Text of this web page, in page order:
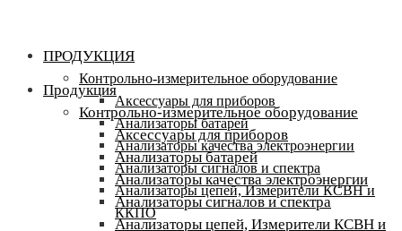
ПРОДУКЦИЯ
Контрольно-измерительное оборудование
Аксессуары для приборов
Анализаторы батарей
Анализаторы качества электроэнергии
Анализаторы сигналов и спектра
Анализаторы цепей, Измерители КСВН и
ККПО
Продукция
Контрольно-измерительное оборудование
Аксессуары для приборов
Анализаторы батарей
Анализаторы качества электроэнергии
Анализаторы сигналов и спектра
Анализаторы цепей, Измерители КСВН и